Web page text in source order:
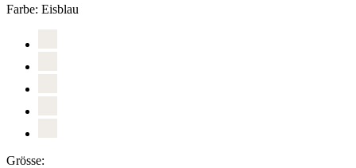
Farbe: Eisblau
Grösse: